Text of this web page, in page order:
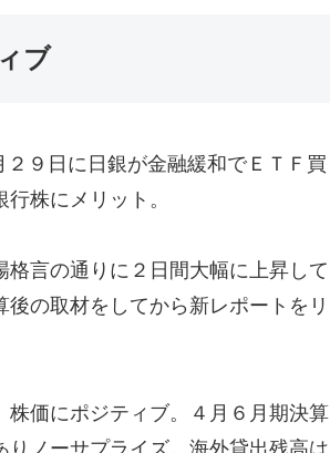
ブ
９日に日銀が金融緩和でＥＴＦ買
株にメリット。
言の通りに２日間大幅に上昇して
の取材をしてから新レポートをリ
株価にポジティブ。４月６月期決算
ノーサプライズ。海外貸出残高は